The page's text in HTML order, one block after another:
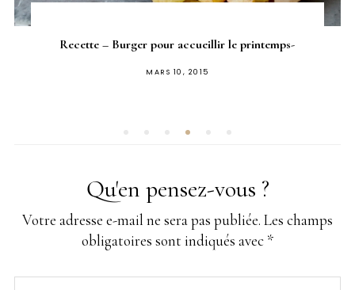
Recette – Burger pour accueillir le printemps-
PUBLIÉ
MARS 10, 2015
Qu'en pensez-vous ?
Votre adresse e-mail ne sera pas publiée. Les champs
obligatoires sont indiqués avec *